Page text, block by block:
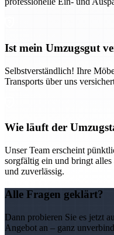
Ist mein Umzugsgut
Selbstverständlich! Ihre
Transports über uns
Wie läuft der
Unser Team erscheint
sorgfältig ein und bringt
und zuverlässig.
Alle Fragen geklärt?
Dann probieren Sie es jetzt
Angebot an – ganz